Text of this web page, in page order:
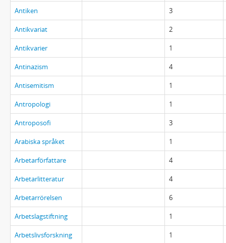
Antiken 3
Antikvariat 2
Antikvarier 1
Antinazism 4
Antisemitism 1
Antropologi 1
Antroposofi 3
Arabiska språket 1
Arbetarförfattare 4
Arbetarlitteratur 4
Arbetarrörelsen 6
Arbetslagstiftning 1
Arbetslivsforskning 1